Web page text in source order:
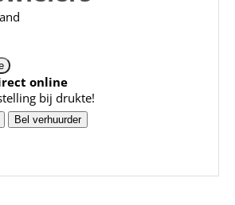
online
bij drukte!
Bel verhuurder